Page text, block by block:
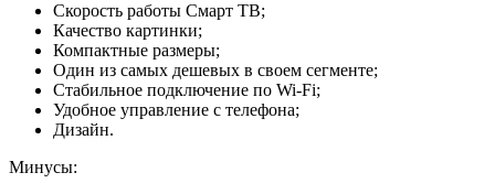
Скорость работы Смарт ТВ;
Качество картинки;
Компактные размеры;
Один из самых дешевых в своем сегменте;
Стабильное подключение по Wi-Fi;
Удобное управление с телефона;
Дизайн.
Минусы: